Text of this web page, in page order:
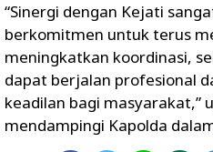
“Sinergi dengan Kejati
berkomitmen untuk terus
meningkatkan koordinasi,
dapat berjalan profesional
keadilan bagi masyarakat,”
mendampingi Kapolda